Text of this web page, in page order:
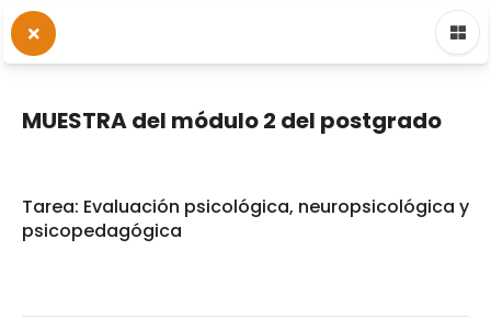
MUESTRA del módulo 2 del postgrado
Tarea: Evaluación psicológica, neuropsicológica y
psicopedagógica